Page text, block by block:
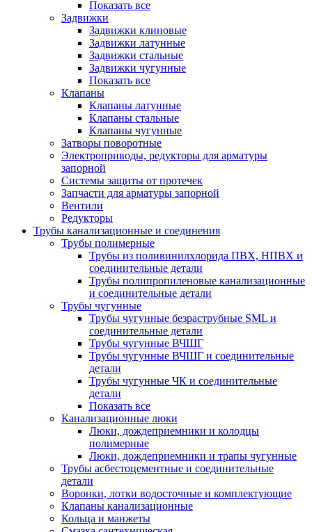
Показать все
Задвижки
Задвижки клиновые
Задвижки латунные
Задвижки стальные
Задвижки чугунные
Показать все
Клапаны
Клапаны латунные
Клапаны стальные
Клапаны чугунные
Затворы поворотные
Электроприводы, редукторы для арматуры
запорной
Системы защиты от протечек
Запчасти для арматуры запорной
Вентили
Редукторы
Трубы канализационные и соединения
Трубы полимерные
Трубы из поливинилхлорида ПВХ, НПВХ и
соединительные детали
Трубы полипропиленовые канализационные
и соединительные детали
Трубы чугунные
Трубы чугунные безраструбные SML и
соединительные детали
Трубы чугунные ВЧШГ
Трубы чугунные ВЧШГ и соединительные
детали
Трубы чугунные ЧК и соединительные
детали
Показать все
Канализационные люки
Люки, дождеприемники и колодцы
полимерные
Люки, дождеприемники и трапы чугунные
Трубы асбестоцементные и соединительные
детали
Воронки, лотки водосточные и комплектующие
Клапаны канализационные
Кольца и манжеты